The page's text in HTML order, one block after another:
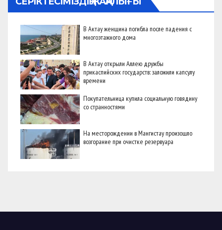
В Актау женщина погибла после падения с
многоэтажного дома
В Актау открыли Аллею дружбы
прикаспийских государств: заложили капсулу
времени
Покупательница купила социальную говядину
со странностями
На месторождении в Мангистау произошло
возгорание при очистке резервуара